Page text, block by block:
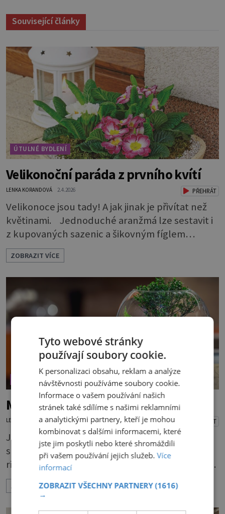
Související články
ÚTULNÉ BYDLENÍ
Velikonoční paráda z prvního kvítí
LENKA KORANDOVÁ 2.4.2026 PŘEHRÁT
Velikonoce jsou tady! A jak jinak je přivítat než
květinami. Jednoduché aranžmá lze sestavit i
z kupovaných sazenic a šikovným fíglem
docílíte toho, aby výsledek působil jako dílo
profesionála. Rostliny vyndejte z pěstebních
květináčků a zasaďte je. Povrch zeminy pod listy
pokryjte mechem. Podél okraje pak pomocí
lžíce nasypejte dekorativní štěrk.Díky úpravě
povrchu je z obyčejn
ZOBRAZIT VÍCE
ÚTULNÉ BYDLENÍ
Minizahrádka ve skle
LENKA KORANDOVÁ 23.3.2026 PŘEHRÁT
Je půvabná, má vlastní mikroklima a může
sloužit jako dekorace i v obýváku. Hlavním
rizikem skleněných nádob je zálivka. Nemůže
odtékat a bude se hromadit u dna. To by rychle
vedlo k zahnívání rostlin. Proto je nutné
vytvořit dostatečně vysokou drenážní vrstvu,
ZOBRAZIT VÍCE
Tyto webové stránky
používají soubory cookie.
K personalizaci obsahu, reklam a analýze
návštěvnosti používáme soubory cookie.
Informace o vašem používání našich
stránek také sdílíme s našimi reklamními
a analytickými partnery, kteří je mohou
kombinovat s dalšími informacemi, které
jste jim poskytli nebo které shromáždili
při vašem používání jejich služeb.Více
informací
ZOBRAZIT VŠECHNY PARTNERY(1616)
→